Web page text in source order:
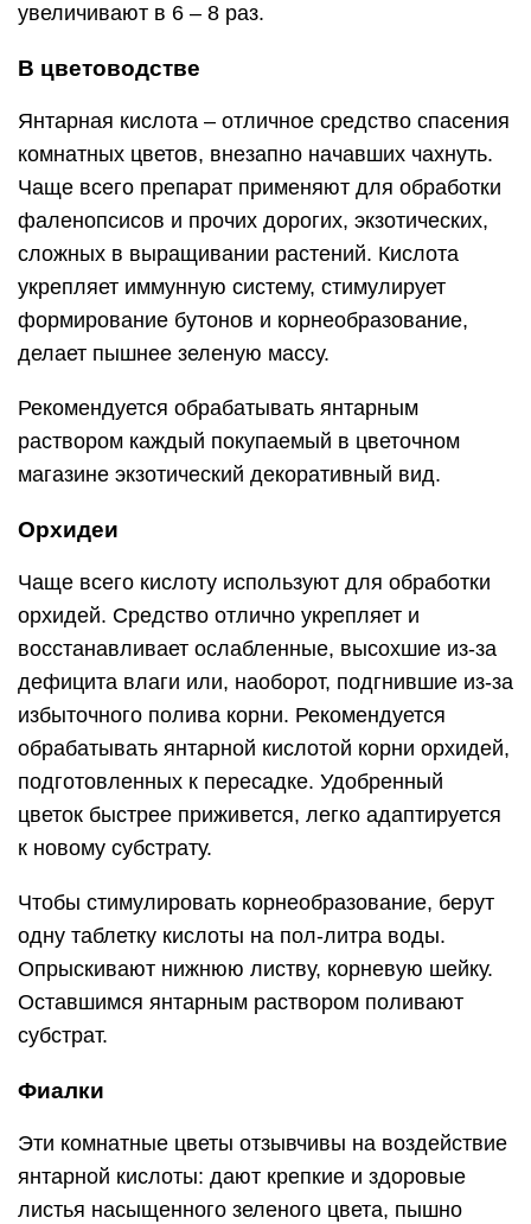
увеличивают в 6 – 8 раз.
В цветоводстве
Янтарная кислота – отличное средство спасения
комнатных цветов, внезапно начавших чахнуть.
Чаще всего препарат применяют для обработки
фаленопсисов и прочих дорогих, экзотических,
сложных в выращивании растений. Кислота
укрепляет иммунную систему, стимулирует
формирование бутонов и корнеобразование,
делает пышнее зеленую массу.
Рекомендуется обрабатывать янтарным
раствором каждый покупаемый в цветочном
магазине экзотический декоративный вид.
Орхидеи
Чаще всего кислоту используют для обработки
орхидей. Средство отлично укрепляет и
восстанавливает ослабленные, высохшие из-за
дефицита влаги или, наоборот, подгнившие из-за
избыточного полива корни. Рекомендуется
обрабатывать янтарной кислотой корни орхидей,
подготовленных к пересадке. Удобренный
цветок быстрее приживется, легко адаптируется
к новому субстрату.
Чтобы стимулировать корнеобразование, берут
одну таблетку кислоты на пол-литра воды.
Опрыскивают нижнюю листву, корневую шейку.
Оставшимся янтарным раствором поливают
субстрат.
Фиалки
Эти комнатные цветы отзывчивы на воздействие
янтарной кислоты: дают крепкие и здоровые
листья насыщенного зеленого цвета, пышно